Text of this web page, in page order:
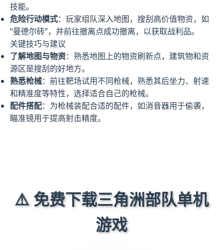
技能。
危险行动模式：玩家组队深入地图，搜刮高价值物资，如
“曼德尔砖”，并前往撤离点成功撤离，以获取战利品。
关键技巧与建议
了解地图与物资：熟悉地图上的物资刷新点，建筑物和资
源区是搜刮的好地方。
熟悉枪械：前往靶场试用不同枪械，熟悉其后坐力、射速
和精准度等特性，选择适合自己的枪械。
配件搭配：为枪械装配合适的配件，如消音器用于偷袭，
瞄准镜用于提高射击精度。
⚠️ 免费下载三角洲部队单机
游戏